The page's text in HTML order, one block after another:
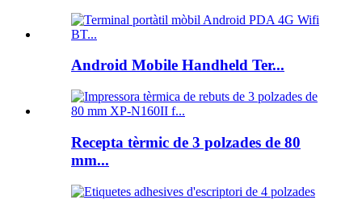
Android Mobile Handheld Ter...
Recepta tèrmic de 3 polzades de 80
mm...